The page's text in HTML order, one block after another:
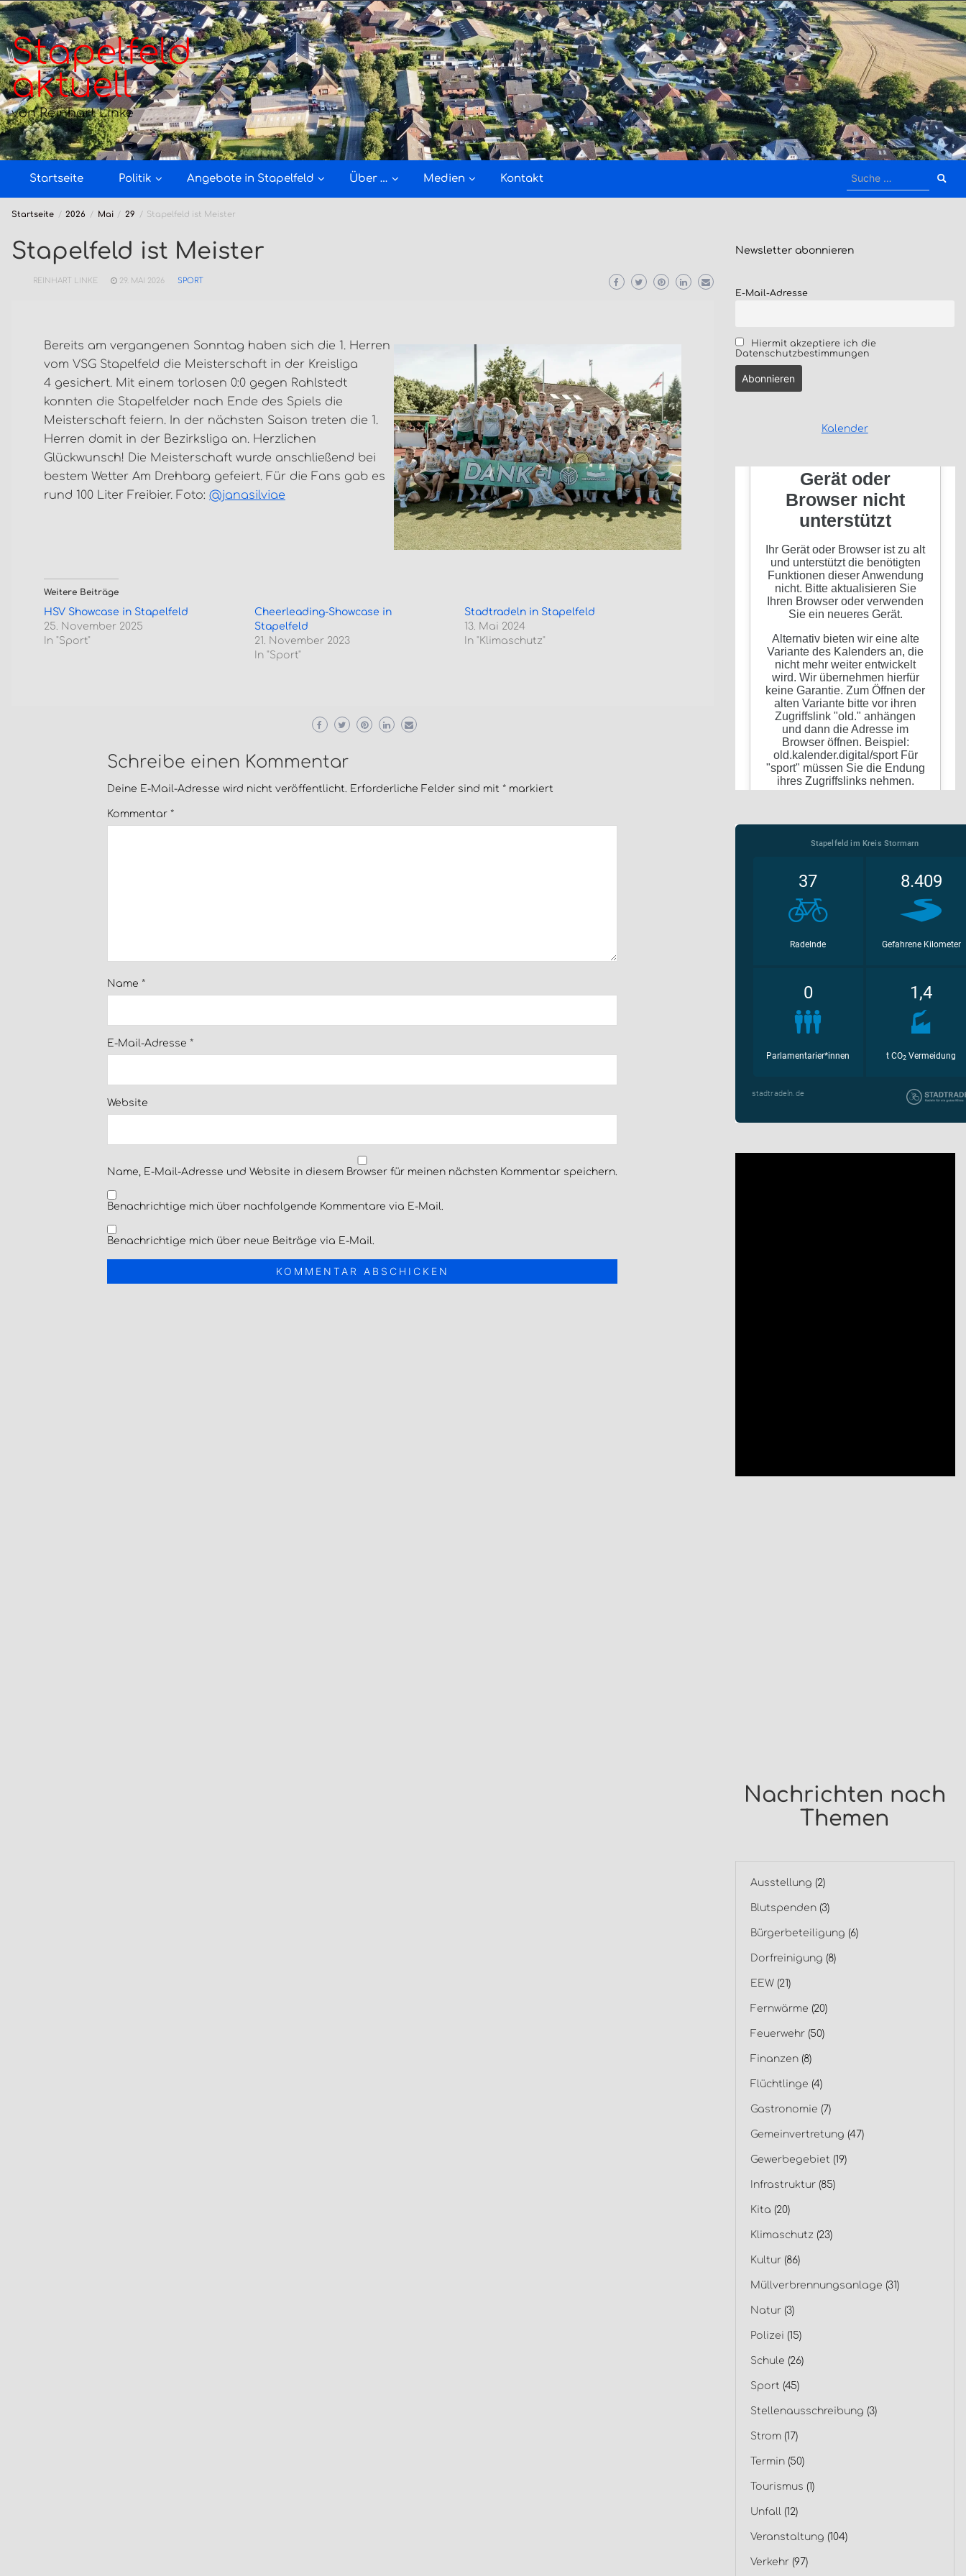
Zum
Inhalt
springen
Stapelfeld
aktuell
von Reinhart Linke
Startseite Politik Angebote in Stapelfeld Über … Medien Kontakt
Suche
Startseite 2026 Mai 29 Stapelfeld ist Meister
Stapelfeld ist Meister
REINHART LINKE 29. MAI 2026 SPORT
Bereits am vergangenen Sonntag haben sich die 1. Herren
vom VSG Stapelfeld die Meisterschaft in der Kreisliga
4 gesichert. Mit einem torlosen 0:0 gegen Rahlstedt
konnten die Stapelfelder nach Ende des Spiels die
Meisterschaft feiern. In der nächsten Saison treten die 1.
Herren damit in der Bezirksliga an. Herzlichen
Glückwunsch! Die Meisterschaft wurde anschließend bei
bestem Wetter Am Drehbarg gefeiert. Für die Fans gab es
rund 100 Liter Freibier. Foto: @janasilviae
Weitere Beiträge
HSV Showcase in Stapelfeld
25. November 2025
In "Sport"
Cheerleading-Showcase in
Stapelfeld
21. November 2023
In "Sport"
Stadtradeln in Stapelfeld
13. Mai 2024
In "Klimaschutz"
Schreibe einen Kommentar
Deine E-Mail-Adresse wird nicht veröffentlicht. Erforderliche Felder sind mit* markiert
Kommentar*
Name*
E-Mail-Adresse*
Website
Name, E-Mail-Adresse und Website in diesem Browser für meinen nächsten Kommentar speichern.
Benachrichtige mich über nachfolgende Kommentare via E-Mail.
Benachrichtige mich über neue Beiträge via E-Mail.
Newsletter abonnieren
E-Mail-Adresse
Hiermit akzeptiere ich die
Datenschutzbestimmungen
Kalender
Nachrichten nach
Themen
Ausstellung (2)
Blutspenden(3)
Bürgerbeteiligung (6)
Dorfreinigung (8)
EEW(21)
Fernwärme (20)
Feuerwehr(50)
Finanzen(8)
Flüchtlinge (4)
Gastronomie (7)
Gemeinvertretung (47)
Gewerbegebiet (19)
Infrastruktur(85)
Kita (20)
Klimaschutz (23)
Kultur(86)
Müllverbrennungsanlage (31)
Natur(3)
Polizei (15)
Schule (26)
Sport (45)
Stellenausschreibung (3)
Strom(17)
Termin(50)
Tourismus (1)
Unfall (12)
Veranstaltung (104)
Verkehr(97)